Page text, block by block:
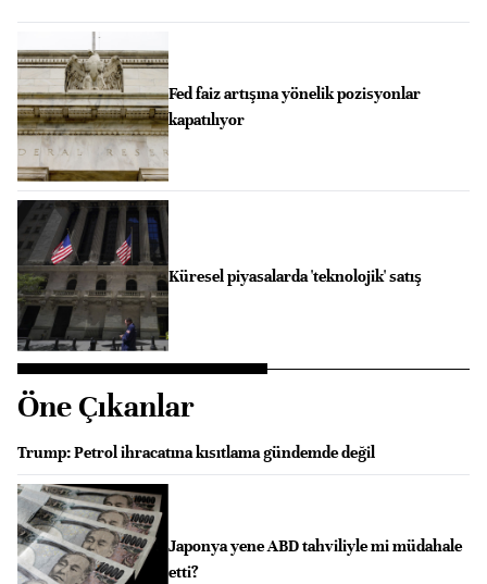
Fed faiz artışına yönelik pozisyonlar
kapatılıyor
Küresel piyasalarda 'teknolojik' satış
Öne Çıkanlar
Trump: Petrol ihracatına kısıtlama gündemde değil
Japonya yene ABD tahviliyle mi müdahale
etti?